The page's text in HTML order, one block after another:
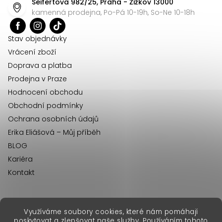
Využíváme soubory cookies, které nám pomáhají
kamenná prodejna, Po-Pá 10-19h, So-Ne 10-18h
Stav objednávky
Vrácení zboží
Doprava a platba
Prodejna v Praze
Hodnocení obchodu
Obchodní podmínky
Ochrana osobních údajů
Erika Eliášová – Můj příběh
BLOG
Kariéra
Kontakt
erikafashion.sk